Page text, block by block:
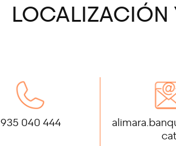
LOCALIZACIÓN
935 040 444
cat